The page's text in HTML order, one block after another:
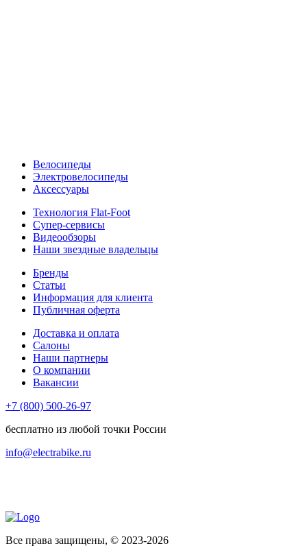
Велосипеды
Электровелосипеды
Аксессуары
Технология Flat-Foot
Супер-сервисы
Видеообзоры
Наши звездные владельцы
Бренды
Статьи
Информация для клиента
Публичная оферта
Доставка и оплата
Салоны
Наши партнеры
О компании
Вакансии
+7 (800) 500-26-97
бесплатно из любой точки России
info@electrabike.ru
Все права защищены, © 2023-2026